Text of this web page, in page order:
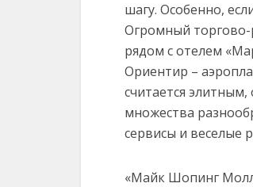
шагу. Особенно,
Огромный торгово-
рядом с отелем
Ориентир –
считается
множества
сервисы и веселые
«Майк Шопинг